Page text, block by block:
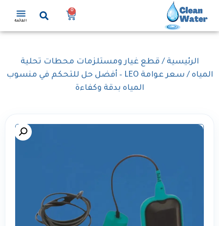
0
القائمة
الرئيسية / قطع غيار ومستلزمات محطات تحلية
المياه
/ سعر عوامة LEO – أفضل حل للتحكم في منسوب
المياه بدقة وكفاءة